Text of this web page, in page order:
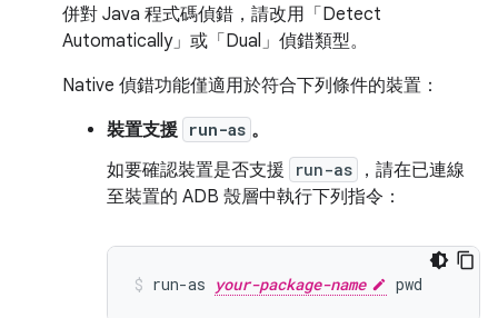
併對 Java 程式碼偵錯，請改用「Detect
Automatically」或「Dual」偵錯類型。
Native 偵錯功能僅適用於符合下列條件的裝置：
裝置支援 run-as 。
如要確認裝置是否支援
run-as
，請在已連線
至裝置的 ADB 殼層中執行下列指令：
run-as your-package-name